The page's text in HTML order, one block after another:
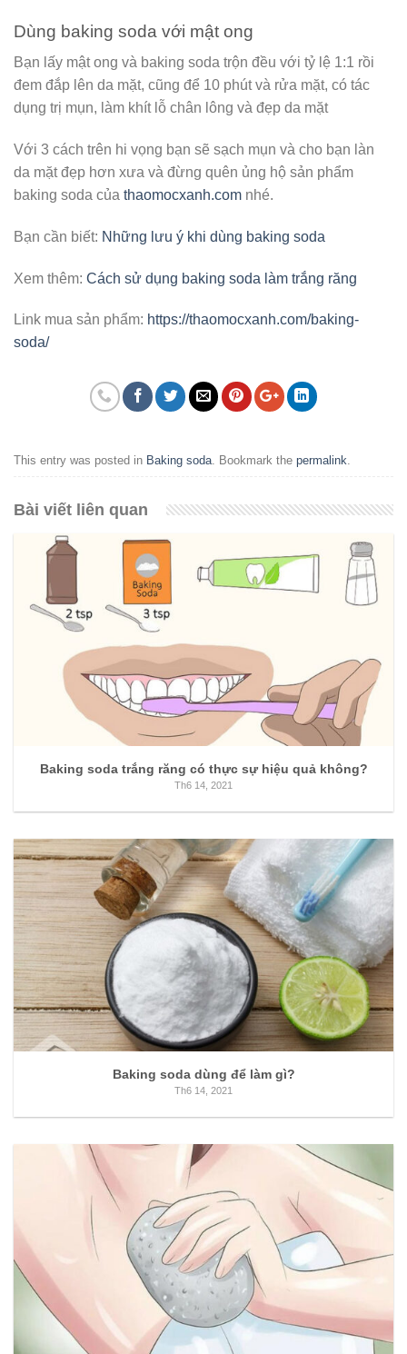
Dùng baking soda với mật ong
Bạn lấy mật ong và baking soda trộn đều với tỷ lệ 1:1 rồi
đem đắp lên da mặt, cũng để 10 phút và rửa mặt, có tác
dụng trị mụn, làm khít lỗ chân lông và đẹp da mặt
Với 3 cách trên hi vọng bạn sẽ sạch mụn và cho bạn làn
da mặt đẹp hơn xưa và đừng quên ủng hộ sản phẩm
baking soda của thaomocxanh.com nhé.
Bạn cần biết: Những lưu ý khi dùng baking soda
Xem thêm: Cách sử dụng baking soda làm trắng răng
Link mua sản phẩm: https://thaomocxanh.com/baking-
soda/
This entry was posted in Baking soda . Bookmark the permalink
Bài viết liên quan
Baking soda trắng răng có thực sự hiệu quả không?
Th6 14, 2021
Baking soda dùng để làm gì?
Th6 14, 2021